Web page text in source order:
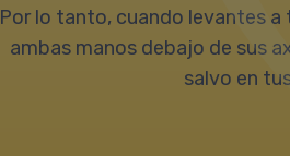
Por lo tanto, cuando levantes
ambas manos debajo de sus
salvo en